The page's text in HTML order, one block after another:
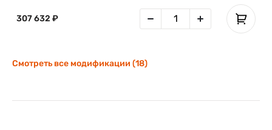
Хранение в памяти принтера нескольких профилей с
возможностью перехода от одного профиля к другому.
307 632 ₽
Смотреть все модификации (18)